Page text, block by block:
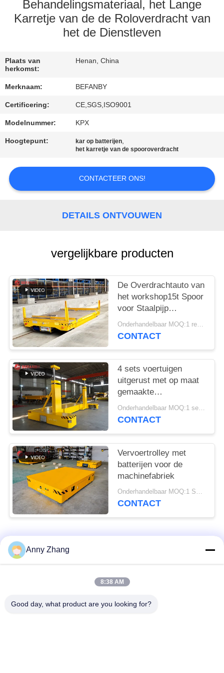
ONS
VERZOEK
OM EEN
SITEMAP
PRIVACY
POLICY
Behandelingsmateriaal, het Lange
Karretje van de de Roloverdracht van
het de Dienstleven
Plaats van
herkomst:
Henan, China
Merknaam: BEFANBY
Certificering: CE,SGS,ISO9001
Modelnummer: KPX
Hoogtepunt: kar op batterijen,
het karretje van de spooroverdracht
CONTACTEER ONS!
DETAILS ONTVOUWEN
vergelijkbare producten
De Overdrachtauto van
het workshop15t Spoor
voor Staalpijp
Behandeling
Onderhandelbaar MOQ:1 reeks/reeksen
CONTACT
4 sets voertuigen
uitgerust met op maat
gemaakte
spoorvervoerswagens
handhanger
Onderhandelbaar MOQ:1 set/sets
CONTACT
Vervoertrolley met
batterijen voor de
machinefabriek
Onderhandelbaar MOQ:1 Set/sets
CONTACT
populaire categorieën
ongebaande
Anny Zhang
8:38 AM
Good day, what product are you looking for?